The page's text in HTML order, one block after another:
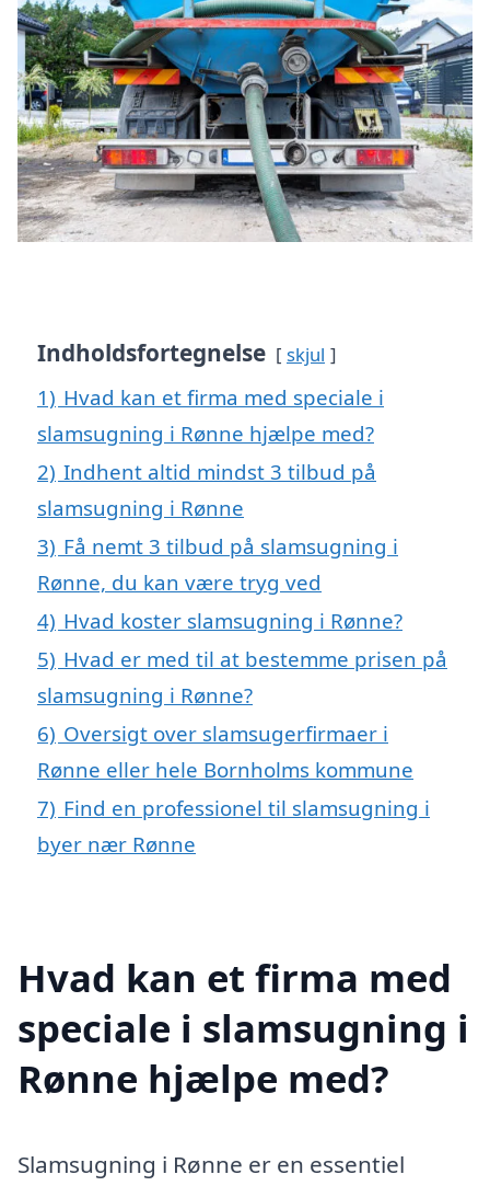
Indholdsfortegnelse skjul
1) Hvad kan et firma med speciale i
slamsugning i Rønne hjælpe med?
2) Indhent altid mindst 3 tilbud på
slamsugning i Rønne
3) Få nemt 3 tilbud på slamsugning i
Rønne, du kan være tryg ved
4) Hvad koster slamsugning i Rønne?
5) Hvad er med til at bestemme prisen på
slamsugning i Rønne?
6) Oversigt over slamsugerfirmaer i
Rønne eller hele Bornholms kommune
7) Find en professionel til slamsugning i
byer nær Rønne
Hvad kan et firma med
speciale i slamsugning i
Rønne hjælpe med?
Slamsugning i Rønne er en essentiel